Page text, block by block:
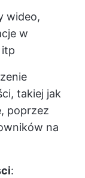
wideo,
w
itp
takiej jak
poprzez
na
: